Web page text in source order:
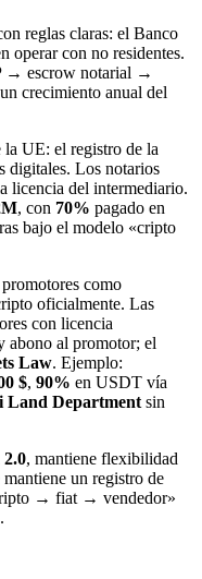
reglas claras: el Banco
operar con no residentes.
→ escrow notarial →
crecimiento anual del
UE: el registro de la
digitales. Los notarios
licencia del intermediario.
, con 70% pagado en
bajo el modelo «cripto
como
oficialmente. Las
con licencia
abono al promotor; el
Law. Ejemplo:
$, 90% en USDT vía
Land Department sin
, mantiene flexibilidad
un registro de
→ fiat → vendedor»